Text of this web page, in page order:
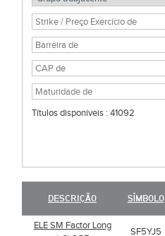
Títulos disponíveis : 41092
DESCRIÇÃO SÍMBOLO
ELE SM Factor Long
SF5YJ5